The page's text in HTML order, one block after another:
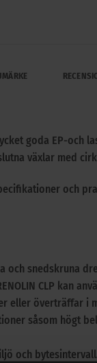
goda EP-och
växlar med
och
och snedskruna
CLP kan
eller överträffar i
såsom högt
och